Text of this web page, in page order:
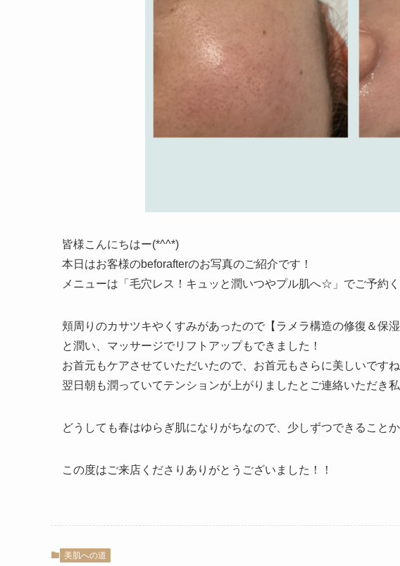
皆様こんにちはー(*^^*)
本日はお客様のbeforafterのお写真のご紹介です！
メニューは「毛穴レス！キュッと潤いつやプル肌へ☆」でご予約
頬周りのカサツキやくすみがあったので【ラメラ構造の修復＆保
と潤い、マッサージでリフトアップもできました！
お首元もケアさせていただいたので、お首元もさらに美しいです
翌日朝も潤っていてテンションが上がりましたとご連絡いただき
どうしても春はゆらぎ肌になりがちなので、少しずつできること
この度はご来店くださりありがとうございました！！
美肌への道